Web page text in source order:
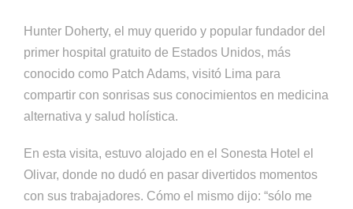
Hunter Doherty, el muy querido y popular fundador del
primer hospital gratuito de Estados Unidos, más
conocido como Patch Adams, visitó Lima para
compartir con sonrisas sus conocimientos en medicina
alternativa y salud holística.
En esta visita, estuvo alojado en el Sonesta Hotel el
Olivar, donde no dudó en pasar divertidos momentos
con sus trabajadores. Cómo el mismo dijo: “sólo me